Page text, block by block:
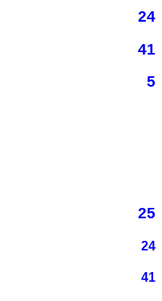
24
41
5
25
24
41